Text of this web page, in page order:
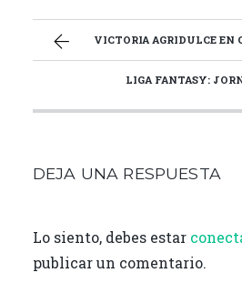
ce
b
o
it
te
ai
l
m
p
ar
ti
VICTORIA AGRIDULCE EN
LIGA FANTASY:
DEJA UNA RESPUESTA
Lo siento, debes estar
publicar un comentario.